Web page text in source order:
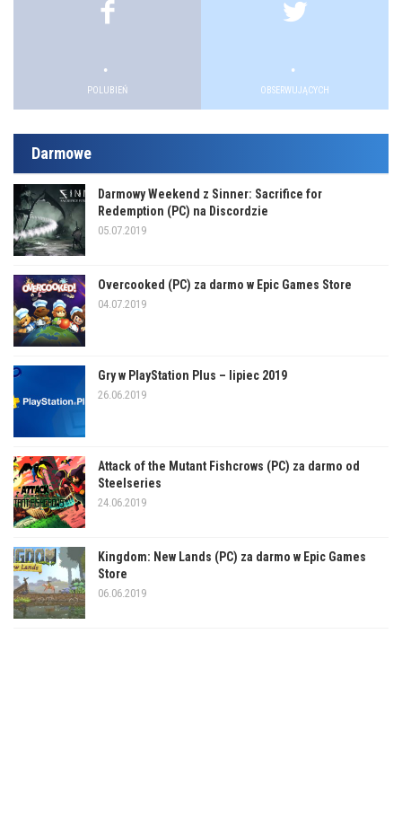
..
POLUBIEŃ
.
OBSERWUJĄCYCH
Darmowe
Darmowy Weekend z Sinner: Sacrifice for
Redemption (PC) na Discordzie
05.07.2019
Overcooked (PC) za darmo w Epic Games Store
04.07.2019
Gry w PlayStation Plus – lipiec 2019
26.06.2019
Attack of the Mutant Fishcrows (PC) za darmo od
Steelseries
24.06.2019
Kingdom: New Lands (PC) za darmo w Epic Games
Store
06.06.2019